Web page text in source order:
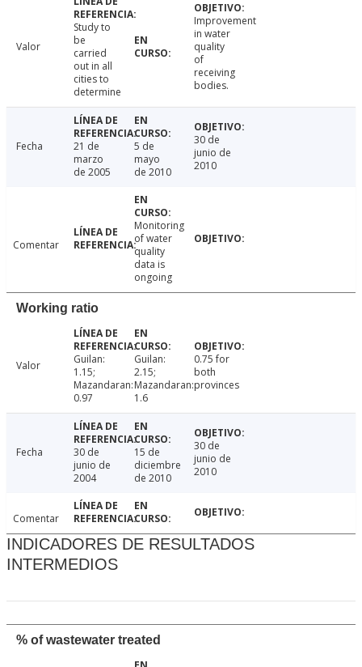
Valor
Study to
be
carried
out in all
cities to
determine
Improvement
in water
quality
of
receiving
bodies.
Fecha
21 de
marzo
de 2005
5 de
mayo
de 2010
30 de
junio de
2010
Comentar
Monitoring
of water
quality
data is
ongoing
Working ratio
Valor
Guilan:
1.15;
Mazandaran:
0.97
Guilan:
2.15;
Mazandaran:
1.6
0.75 for
both
provinces
Fecha
30 de
junio de
2004
15 de
diciembre
de 2010
30 de
junio de
2010
Comentar
INDICADORES DE RESULTADOS
INTERMEDIOS
% of wastewater treated